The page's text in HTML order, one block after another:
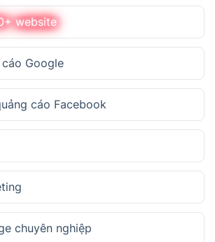
website
Google
cáo Facebook
chuyên nghiệp